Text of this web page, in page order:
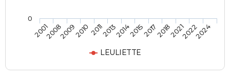
LEULIETTE
2001200820092010 201120132014201520172018202120222024
0